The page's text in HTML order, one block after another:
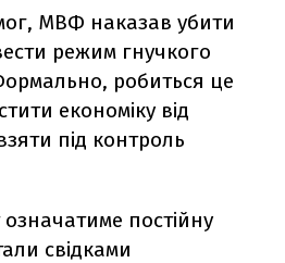
МВФ наказав убити
режим гнучкого
робиться це
економіку від
під контроль
постійну
свідками